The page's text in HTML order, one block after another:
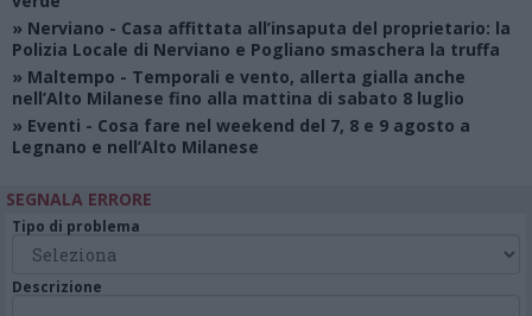
» Nerviano - Casa affittata all’insaputa del proprietario: la
Polizia Locale di Nerviano e Pogliano smaschera la truffa
» Maltempo - Temporali e vento, allerta gialla anche
nell’Alto Milanese fino alla mattina di sabato 8 luglio
» Eventi - Cosa fare nel weekend del 7, 8 e 9 agosto a
Legnano e nell’Alto Milanese
SEGNALA ERRORE
Tipo di problema
Descrizione